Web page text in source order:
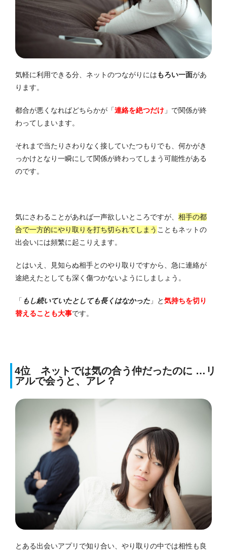
気軽に利用できる分、ネットのつながりにはもろい一面があ
ります。
都合が悪くなればどちらかが「連絡を絶つだけ 」で関係が終
わってしまいます。
それまで当たりさわりなく接していたつもりでも、何かがき
っかけとなり一瞬にして関係が終わってしまう可能性がある
のです。
気にさわることがあれば一声欲しいところですが、 相手の都
合で一方的にやり取りを打ち切られてしまう こともネットの
出会いには頻繁に起こりえます。
とはいえ、見知らぬ相手とのやり取りですから、急に連絡が
途絶えたとしても深く傷つかないようにしましょう。
「 もし続いていたとしても長くはなかった 」 と気持ちを切り
替えることも大事です。
4位 ネットでは気の合う仲だったのに …リ
アルで会うと、アレ？
とある出会いアプリで知り合い、 やり取りの中では相性も良